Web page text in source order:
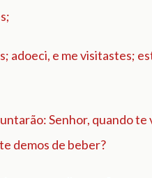
adoeci, e me visitastes;
Senhor, quando te
demos de beber?